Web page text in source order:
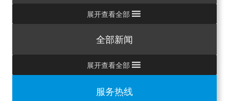
展开查看全部
全部新闻
展开查看全部
服务热线